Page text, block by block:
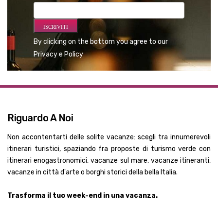
By clicking on the bottom you agree to our
Privacy e Policy
Riguardo A Noi
Non accontentarti delle solite vacanze: scegli tra innumerevoli
itinerari turistici, spaziando fra proposte di turismo verde con
itinerari enogastronomici, vacanze sul mare, vacanze itineranti,
vacanze in città d'arte o borghi storici della bella Italia.
Trasforma il tuo week-end in una vacanza.